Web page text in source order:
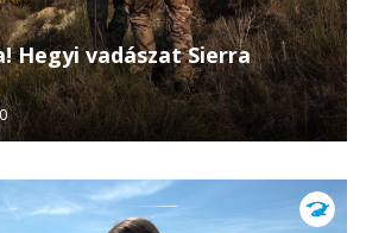
Hegyi vadászat Sierra